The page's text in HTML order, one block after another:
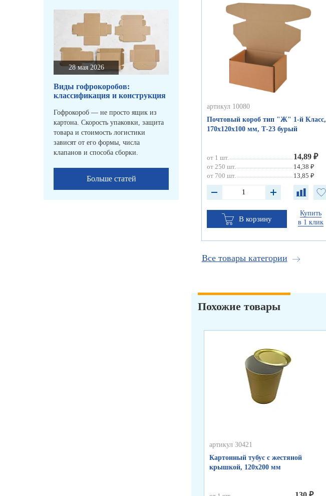
28 мая 2026
Виды гофрокоробов:
классификация и конструкция
Гофрокороб — не просто ящик из
картона. Скорость упаковки, защита
товара и стоимость логистики
зависят от его формы, числа
клапанов и способа сборки.
Больше статей
артикул 10080
Почтовый короб тип "Ж" 1-й Класс,
170х120х100 мм, Т-23 бурый
от 1 шт. 14,89 ₽
от 250 шт.
14,38 ₽
от 700 шт.
13,85 ₽
В корзину
Купить
в 1 клик
Все товары категории
Похожие товары
артикул 30421
Картонный тубус с жестяной
крышкой, 120х200 мм